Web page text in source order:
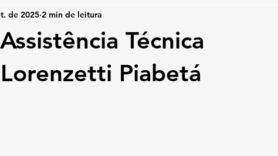
Técnica
Piabetá
de 2025 2 min de leitura